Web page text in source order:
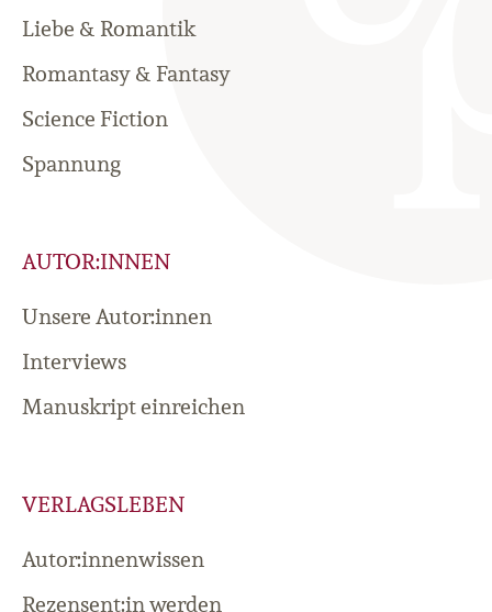
Liebe & Romantik
Romantasy & Fantasy
Science Fiction
Spannung
AUTOR:INNEN
Unsere Autor:innen
Interviews
Manuskript einreichen
VERLAGSLEBEN
Autor:innenwissen
Rezensent:in werden